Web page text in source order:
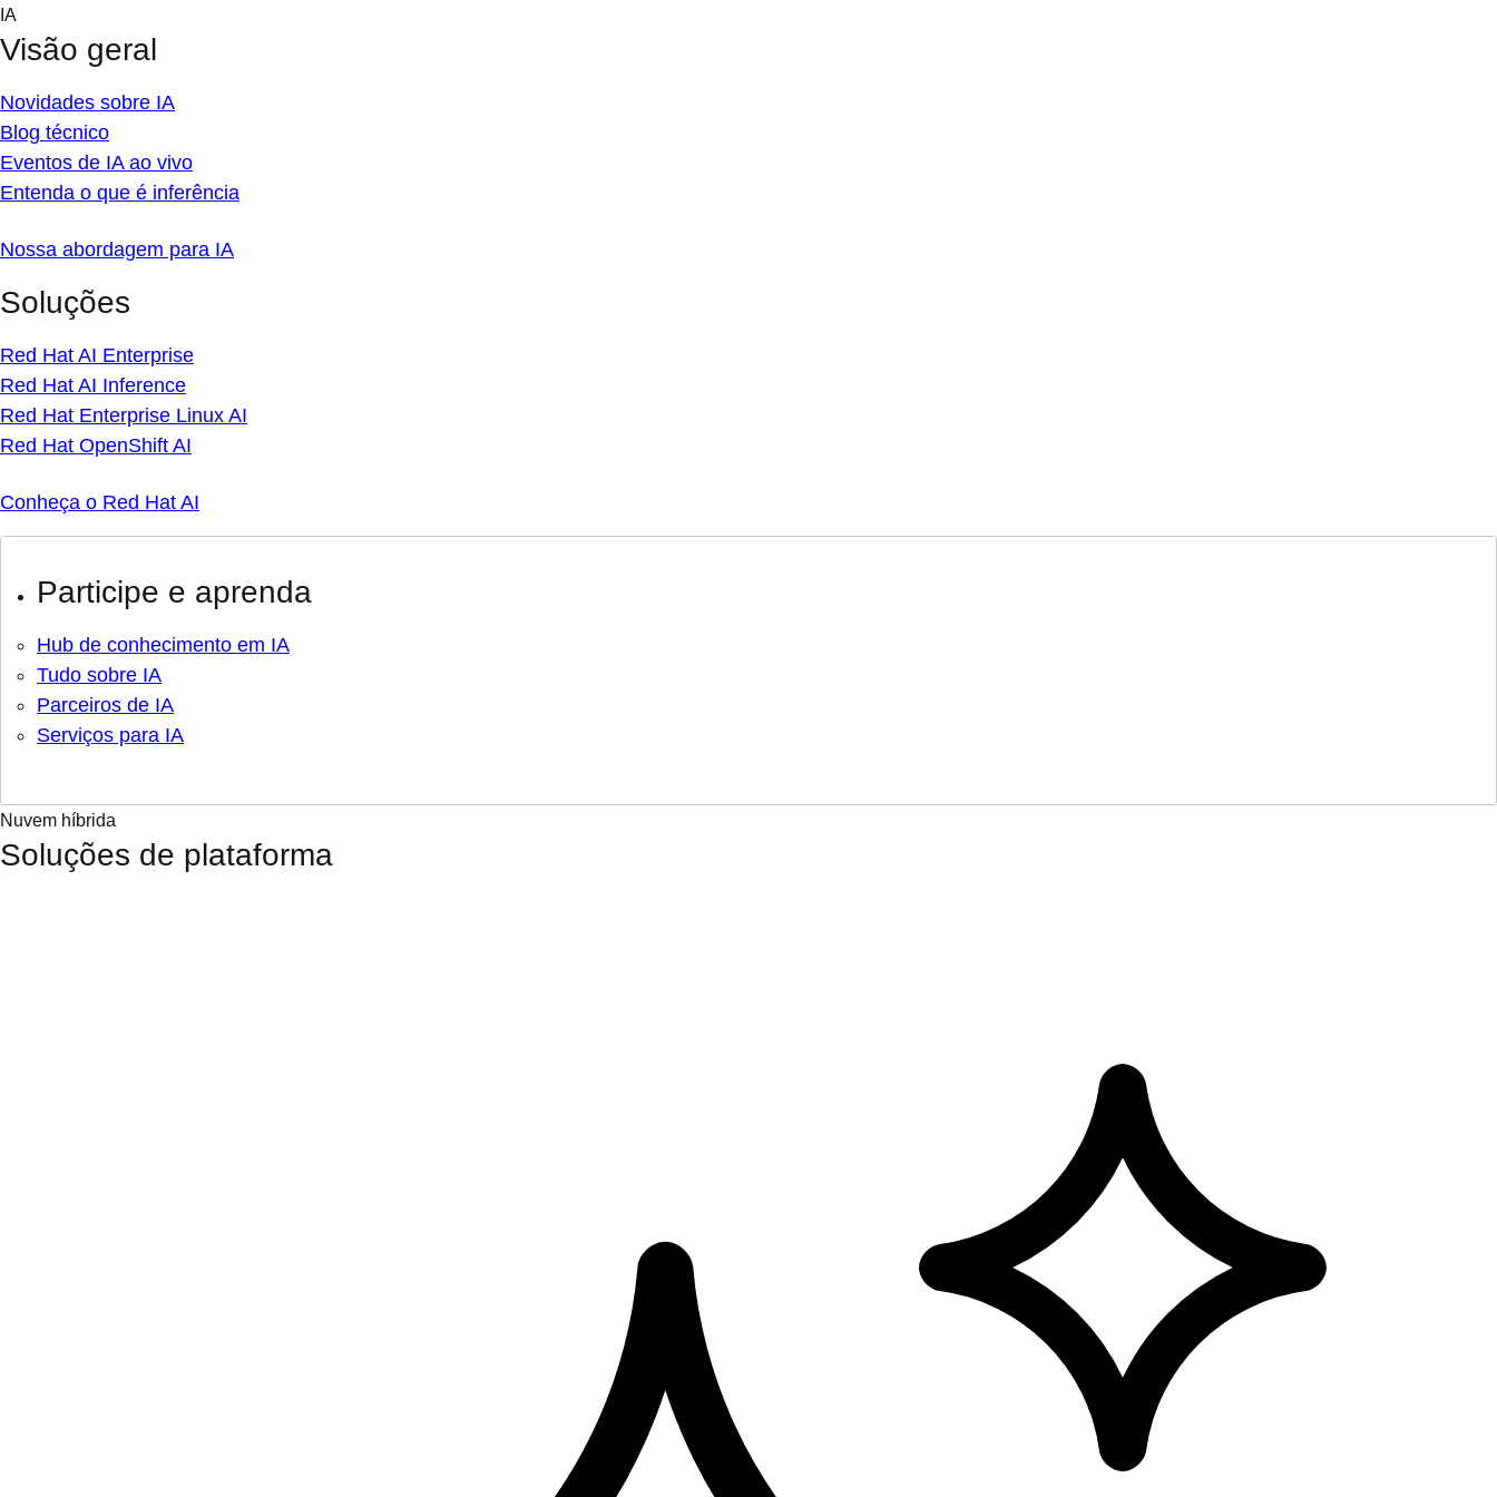
Skip
content
IA
Visão geral
Novidades sobre IA
Blog técnico
Eventos de IA ao vivo
Entenda o que é inferência
Nossa abordagem para IA
Soluções
Red Hat AI Enterprise
Red Hat AI Inference
Red Hat Enterprise Linux AI
Red Hat OpenShift AI
Conheça o Red Hat AI
Participe e aprenda
Hub de conhecimento em IA
Tudo sobre IA
Parceiros de IA
Serviços para IA
Nuvem híbrida
Soluções de plataforma